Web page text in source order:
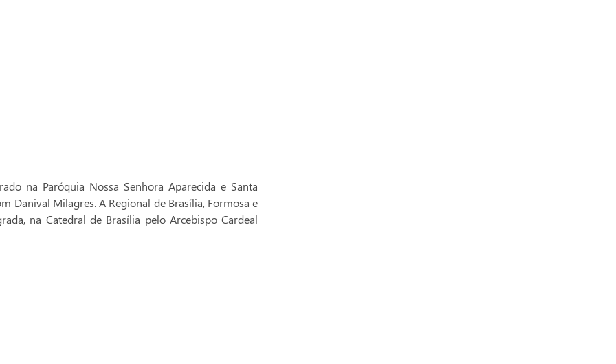
na Paróquia Nossa Senhora Aparecida e Santa
Danival Milagres. A Regional de Brasília, Formosa e
na Catedral de Brasília pelo Arcebispo Cardeal